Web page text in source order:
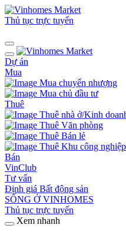
Thủ tục trực tuyến
Dự án
Mua
Mua chuyển nhượng
Mua chủ đầu tư
Thuê
Thuê nhà ở/Kinh
Thuê Văn phòng
Thuê Bán lẻ
Thuê Khu công nghiệp
Bán
VinClub
Tư vấn
Định giá Bất động sản
SỐNG Ở VINHOMES
Thủ tục trực tuyến
Xem nhanh